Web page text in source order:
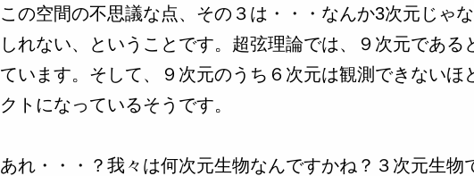
この空間の不思議な点、その３は・・・なんか3次元じゃ
しれない、ということです。超弦理論では、９次元である
ています。そして、９次元のうち６次元は観測できないほ
クトになっているそうです。
あれ・・・？我々は何次元生物なんですかね？３次元生物